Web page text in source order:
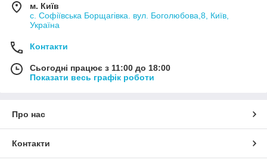
м. Київ
с. Софіївська Борщагівка. вул. Боголюбова,8, Київ,
Україна
Контакти
Сьогодні працює з 11:00 до 18:00
Показати весь графік роботи
Про нас
Контакти